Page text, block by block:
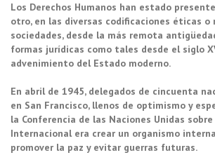
Los Derechos Humanos han estado
otro, en las diversas codificaciones éticas o
sociedades, desde la más remota
formas jurídicas como tales desde el siglo
advenimiento del Estado moderno.
En abril de 1945, delegados de cincuenta
en San Francisco, llenos de optimismo y
la Conferencia de las Naciones Unidas
Internacional era crear un organismo
promover la paz y evitar guerras futuras.